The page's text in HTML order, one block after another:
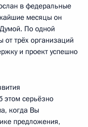
в федеральные
месяцы он
По одной
трёх организаций
и проект успешно
этом серьёзно
когда Вы
предложения,